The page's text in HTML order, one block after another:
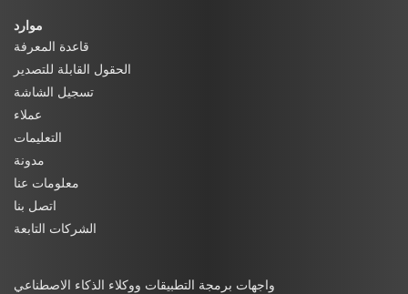
موارد
قاعدة المعرفة
الحقول القابلة للتصدير
تسجيل الشاشة
عملاء
التعليمات
مدونة
معلومات عنا
اتصل بنا
الشركات التابعة
واجهات برمجة التطبيقات ووكلاء الذكاء الاصطناعي